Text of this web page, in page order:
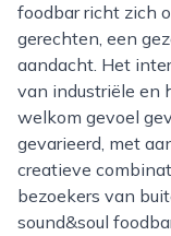
foodbar richt zich
gerechten, een
aandacht. Het
van industriële en
welkom gevoel
gevarieerd, met
creatieve
bezoekers van
sound&soul